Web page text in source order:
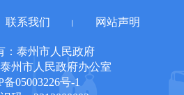
联系我们 网站声明
：泰州市人民政府
州市人民政府办公室
备05003226号-1